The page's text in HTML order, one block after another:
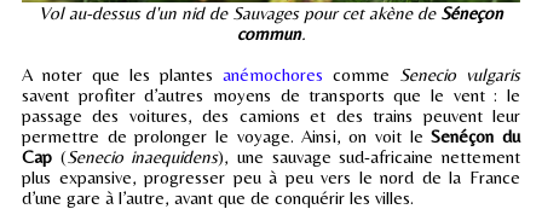
Vol au-dessus d'un nid de Sauvages pour cet akène de Séneçon
commun.
A noter que les plantes anémochores comme
Senecio vulgaris
savent profiter d’autres moyens de transports que le vent : le
passage des voitures, des camions et des trains peuvent leur
permettre de prolonger le voyage. Ainsi, on voit leSenéçon du
Cap (Senecio inaequidens), une sauvage sud-africaine nettement
plus expansive, progresser peu à peu vers le nord de la France
d’une gare à l’autre, avant que de conquérir les villes.